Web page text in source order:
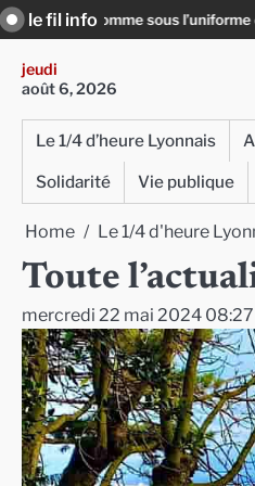
Skip
to
content
le fil info
l’uniforme de police Infox, IA et
jeudi
août 6, 2026
Le 1/4 d’heure Lyonnais
Solidarité
Vie publique
Home Le 1/4 d'heure
Toute
mercredi 22 mai 2024 08:27